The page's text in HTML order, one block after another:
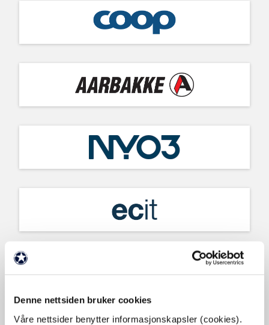
Denne nettsiden bruker cookies
Våre nettsider benytter informasjonskapsler (cookies).